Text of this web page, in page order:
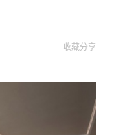
收藏分享